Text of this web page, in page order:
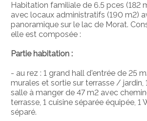
Habitation familiale de 6.5 pces (182
avec locaux administratifs (190 m2)
panoramique sur le lac de Morat.
elle est composée :
Partie habitation :
- au rez : 1 grand hall d'entrée de 25
murales et sortie sur terrasse / jardin,
salle à manger de 47 m2 avec
terrasse, 1 cuisine séparée équipée, 1
séparé.